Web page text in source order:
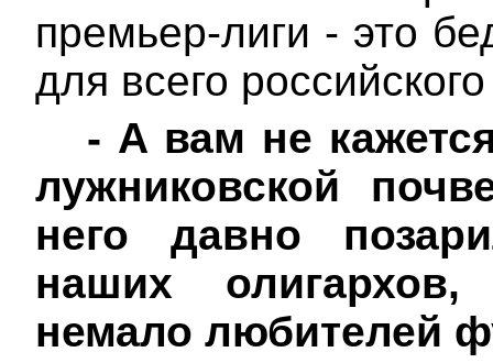
премьер-лиги - это
для всего
- А вам не
лужниковской
него давно
наших
немало любителей